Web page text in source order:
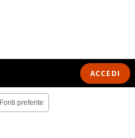
ACCEDI
Fonti preferite